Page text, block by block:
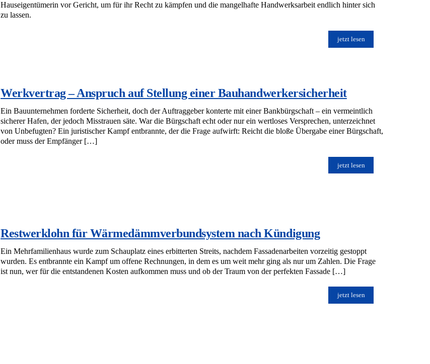
Hauseigentümerin vor Gericht, um für ihr Recht zu kämpfen und die mangelhafte Handwerksarbeit endlich hinter sich
zu lassen.
jetzt lesen
Werkvertrag – Anspruch auf Stellung einer Bauhandwerkersicherheit
Ein Bauunternehmen forderte Sicherheit, doch der Auftraggeber konterte mit einer Bankbürgschaft – ein vermeintlich
sicherer Hafen, der jedoch Misstrauen säte. War die Bürgschaft echt oder nur ein wertloses Versprechen, unterzeichnet
von Unbefugten? Ein juristischer Kampf entbrannte, der die Frage aufwirft: Reicht die bloße Übergabe einer Bürgschaft,
oder muss der Empfänger […]
jetzt lesen
Restwerklohn für Wärmedämmverbundsystem nach Kündigung
Ein Mehrfamilienhaus wurde zum Schauplatz eines erbitterten Streits, nachdem Fassadenarbeiten vorzeitig gestoppt
wurden. Es entbrannte ein Kampf um offene Rechnungen, in dem es um weit mehr ging als nur um Zahlen. Die Frage
ist nun, wer für die entstandenen Kosten aufkommen muss und ob der Traum von der perfekten Fassade […]
jetzt lesen